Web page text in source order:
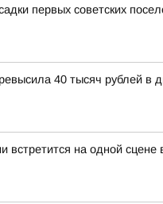
первых советских
40 тысяч рублей в
встретится на одной